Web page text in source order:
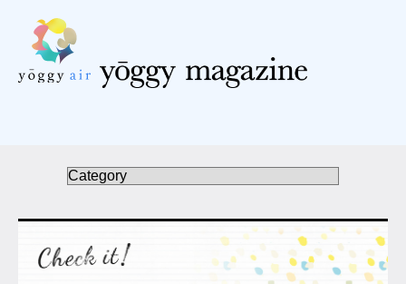
インストラクター一覧